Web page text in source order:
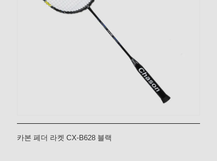
카본 페더 라켓 CX-B628 블랙